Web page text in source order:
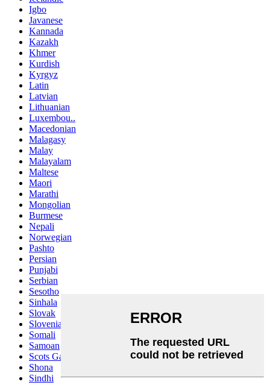
Igbo
Javanese
Kannada
Kazakh
Khmer
Kurdish
Kyrgyz
Latin
Latvian
Lithuanian
Luxembou..
Macedonian
Malagasy
Malay
Malayalam
Maltese
Maori
Marathi
Mongolian
Burmese
Nepali
Norwegian
Pashto
Persian
Punjabi
Serbian
Sesotho
Sinhala
Slovak
Slovenian
Somali
Samoan
Scots Gaelic
Shona
Sindhi